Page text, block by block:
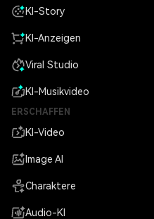
KI-Story
KI-Anzeigen
Viral Studio
KI-Musikvideo
ERSCHAFFEN
KI-Video
Image AI
Charaktere
Audio-KI